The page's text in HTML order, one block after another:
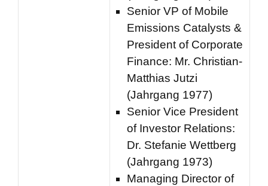
Senior VP of Mobile
Emissions Catalysts &
President of Corporate
Finance: Mr. Christian-
Matthias Jutzi
(Jahrgang 1977)
Senior Vice President
of Investor Relations:
Dr. Stefanie Wettberg
(Jahrgang 1973)
Managing Director of